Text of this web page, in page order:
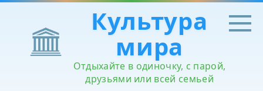
Перейти
контенту
Культура
мира
Отдыхайте в одиночку, с парой,
друзьями или всей семьей